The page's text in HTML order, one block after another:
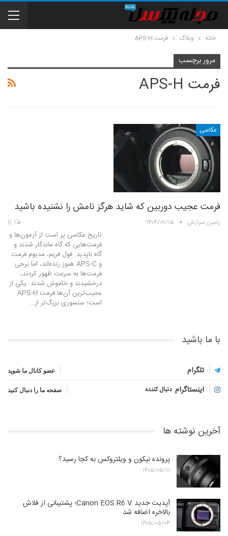
خانه وبلاگ فرمت APS-H
مرور برچسب
فرمت APS-H
عکاسی
فرمت عجیب دوربین که شاید هرگز نامش را نشنیده باشید
رامین سرازش ۱۴۰۴/۰۷/۱۵
تاریخ عکاسی پر است از آزمون‌ها و
فرمت‌هایی که گاه ماندگار شدند و
گاه ناپدید. فول فریم، مدیوم فرمت
و APS-C هنوز زنده‌اند، اما برخی
فرمت‌ها به سرعت ظهور کردند،
درخشیدند و خاموش شدند. یکی از
عجیب‌ترین آن‌ها فرمت APS-H
است؛ سنسوری بزرگ‌تر از…
با ما باشید
تلگرام عضو کانال ما شوید
اینستاگرام دنبال کننده صفحه ما را دنبال کنید
آخرین نوشته ها
پرونده نیکون و ویلتروکس به کجا رسید؟
۱۴۰۵/۰۵/۱۱
آپدیت جدید Canon EOS R6 V؛ پشتیبانی از فلاش
بالاخره اضافه شد
۱۴۰۵/۰۵/۰۴